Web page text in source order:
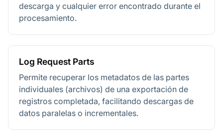
descarga y cualquier error encontrado durante el
procesamiento.
Log Request Parts
Permite recuperar los metadatos de las partes
individuales (archivos) de una exportación de
registros completada, facilitando descargas de
datos paralelas o incrementales.